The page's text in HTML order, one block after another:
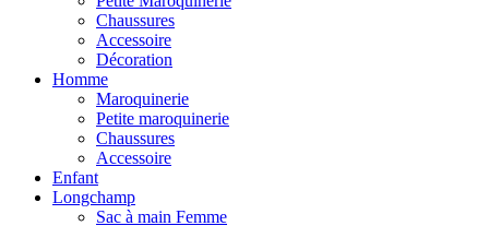
Chaussures
Accessoire
Décoration
Homme
Maroquinerie
Petite maroquinerie
Chaussures
Accessoire
Enfant
Longchamp
Sac à main Femme